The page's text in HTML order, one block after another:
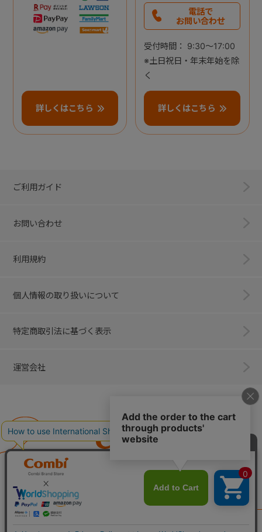
詳しくはこちら
電話で
お問い合わせ
受付時間： 9:30～17:00
※土日祝日・年末年始を除
く
詳しくはこちら
ご利用ガイド
お問い合わせ
利用規約
個人情報の取り扱いについて
特定商取引法に基づく表示
運営会社
子育てに、イノベーションを。
ベビー用品のコンビ株式会社